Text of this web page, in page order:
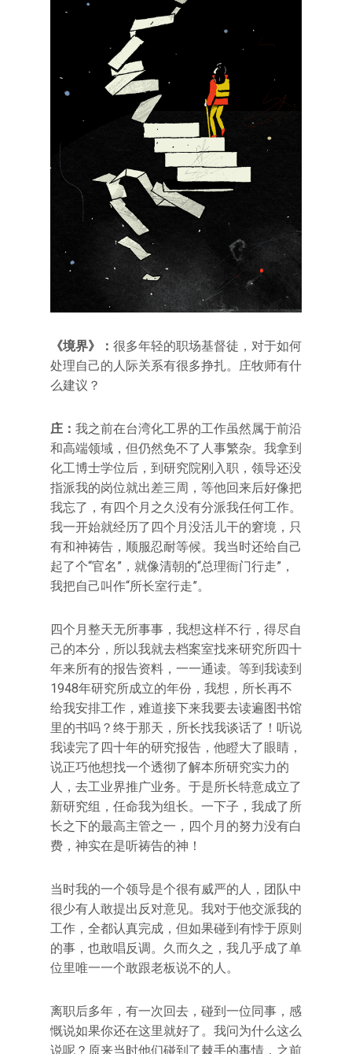
《境界》： 很多年轻的职场基督徒，对于如何
处理自己的人际关系有很多挣扎。庄牧师有什
么建议？
庄： 我之前在台湾化工界的工作虽然属于前沿
和高端领域，但仍然免不了人事繁杂。我拿到
化工博士学位后，到研究院刚入职，领导还没
指派我的岗位就出差三周，等他回来后好像把
我忘了，有四个月之久没有分派我任何工作。
我一开始就经历了四个月没活儿干的窘境，只
有和神祷告，顺服忍耐等候。我当时还给自己
起了个“官名”，就像清朝的“总理衙门行走”，
我把自己叫作“所长室行走”。
四个月整天无所事事，我想这样不行，得尽自
己的本分，所以我就去档案室找来研究所四十
年来所有的报告资料，一一通读。等到我读到
1948年研究所成立的年份，我想，所长再不
给我安排工作，难道接下来我要去读遍图书馆
里的书吗？终于那天，所长找我谈话了！听说
我读完了四十年的研究报告，他瞪大了眼睛，
说正巧他想找一个透彻了解本所研究实力的
人，去工业界推广业务。于是所长特意成立了
新研究组，任命我为组长。一下子，我成了所
长之下的最高主管之一，四个月的努力没有白
费，神实在是听祷告的神！
当时我的一个领导是个很有威严的人，团队中
很少有人敢提出反对意见。我对于他交派我的
工作，全都认真完成，但如果碰到有悖于原则
的事，也敢唱反调。久而久之，我几乎成了单
位里唯一一个敢跟老板说不的人。
离职后多年，有一次回去，碰到一位同事，感
慨说如果你还在这里就好了。我问为什么这么
说呢？原来当时他们碰到了棘手的事情，之前